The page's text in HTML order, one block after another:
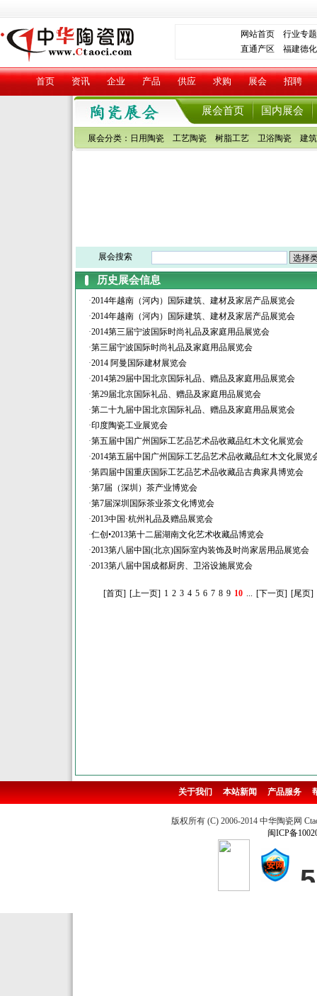
网站首页
行业专题
直通产区 福建德化
首页 资讯 企业 产品 供应 求购 展会 招聘
展会首页 国内展会
展会分类： 日用陶瓷 工艺陶瓷 树脂工艺 卫浴陶瓷 建
展会搜索
历史展会信息
·2014年越南（河内）国际建筑、建材及家居产品展览会
·2014年越南（河内）国际建筑、建材及家居产品展览会
·2014第三届宁波国际时尚礼品及家庭用品展览会
·第三届宁波国际时尚礼品及家庭用品展览会
·2014 阿曼国际建材展览会
·2014第29届中国北京国际礼品、赠品及家庭用品展览会
·第29届北京国际礼品、赠品及家庭用品展览会
·第二十九届中国北京国际礼品、赠品及家庭用品展览会
·印度陶瓷工业展览会
·第五届中国广州国际工艺品艺术品收藏品红木文化展览会
·2014第五届中国广州国际工艺品艺术品收藏品红木文化展览
·第四届中国重庆国际工艺品艺术品收藏品古典家具博览会
·第7届（深圳）茶产业博览会
·第7届深圳国际茶业茶文化博览会
·2013中国·杭州礼品及赠品展览会
·仁创•2013第十二届湖南文化艺术收藏品博览会
·2013第八届中国(北京)国际室内装饰及时尚家居用品展览会
·2013第八届中国成都厨房、卫浴设施展览会
[首页] [上一页] 1 2 3 4 5 6 7 8 9 10 ... [下一页] [尾页]
关于我们 本站新闻 产品服务
版权所有 (C) 2006-2014 中华陶瓷网
闽ICP备